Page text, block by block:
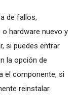
de fallos,
hardware nuevo y
si puedes entrar
la opción de
el componente, si
reinstalar